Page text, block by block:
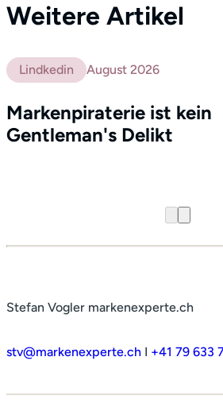
Profil
Leistungen
Netzwerk
Kontakt
Weitere Artikel
Lindkedin August 2026
Markenpiraterie ist kein
Gentleman's Delikt
Stefan Vogler markenexperte.ch
stv@markenexperte.ch I +41 79 633